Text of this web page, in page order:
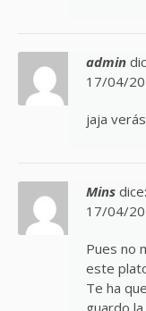
admin
17/04/
jaja
Mins dice:
17/04/
Pues no
este
Te ha
guardo